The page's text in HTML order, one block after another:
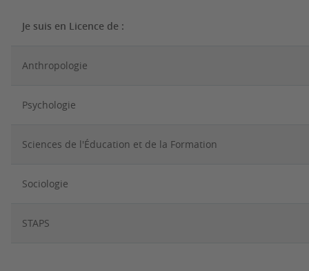
Je suis en Licence de :
Anthropologie
Psychologie
Sciences de l'Éducation et de la Formation
Sociologie
STAPS